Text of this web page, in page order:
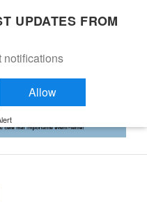
UPDATES FROM
notifications
Allow